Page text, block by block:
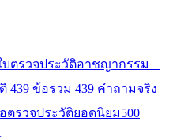
ตรวจประวัติอาชญากรรม +
439 ข้อรวม 439 คำถามจริง
ตรวจประวัติยอดนิยม500